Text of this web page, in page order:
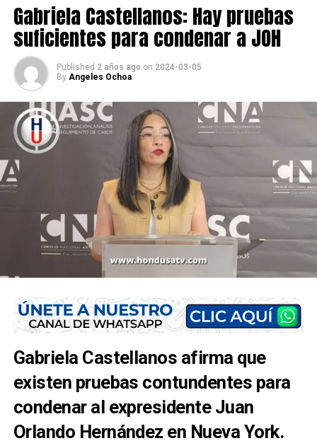
Gabriela Castellanos: Hay pruebas
suficientes para condenar a JOH
Published 2 años ago on 2024-03-05
By Angeles Ochoa
Gabriela Castellanos afirma que
existen pruebas contundentes para
condenar al expresidente Juan
Orlando Hernández en Nueva York.